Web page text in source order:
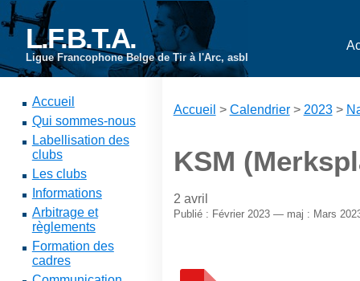
L.F.B.T.A.
Ligue Francophone Belge de Tir à l'Arc, asbl
Accueil
Qui sommes-nous
Labellisation des
clubs
Les clubs
Informations
Arbitrage et
règlements
Formation des
cadres
Accueil > Calendrier> 2023>
KSM
2 avril
Publié : Février 2023 — maj : Mars